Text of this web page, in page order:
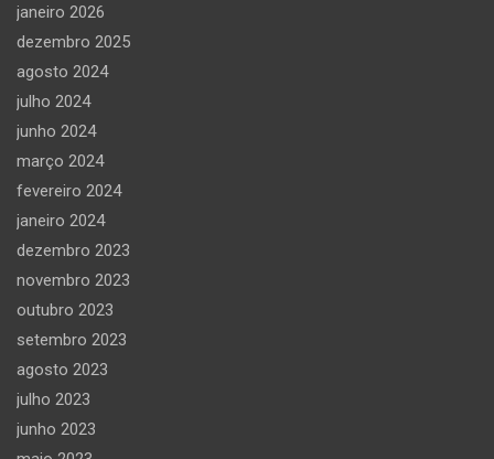
janeiro 2026
dezembro 2025
agosto 2024
julho 2024
junho 2024
março 2024
fevereiro 2024
janeiro 2024
dezembro 2023
novembro 2023
outubro 2023
setembro 2023
agosto 2023
julho 2023
junho 2023